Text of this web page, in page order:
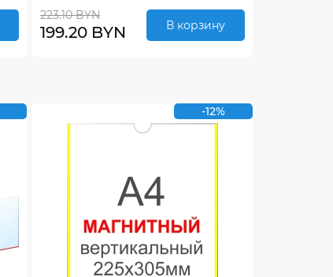
223.10 BYN
199.20 BYN В корзину
-12%